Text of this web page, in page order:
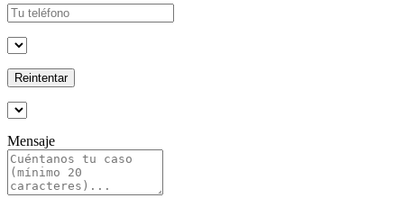
Reintentar
Mensaje